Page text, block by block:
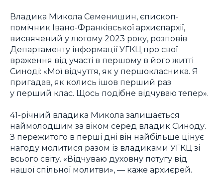
Владика Микола Семенишин, єпископ-
помічник Івано-Франківської архиєпархії,
висвячений у лютому 2023 року, розповів
Департаменту інформації УГКЦ про свої
враження від участі в першому в його житті
Синоді: «Мої відчуття, як у першокласника. Я
пригадав, як колись ішов перший раз
у перший клас. Щось подібне відчуваю тепер».
41-річний владика Микола залишається
наймолодшим за віком серед владик Синоду.
З пережитого в перші дні він найбільше цінує
нагоду молитися разом із владиками УГКЦ зі
всього світу. «Відчуваю духовну потугу від
нашої спільної молитви», — каже архиєрей.